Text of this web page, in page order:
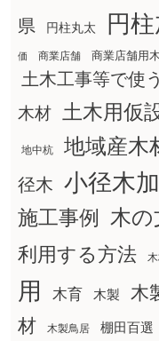
県
円柱丸太 円
価 商業店舗 商業店舗用
土木工事等で使
木材
土木用仮
地中杭 地域産木
径木 小径木
施工事例
木の
利用する方法
用
木育 木製 木
材
木製鳥居 棚田百選